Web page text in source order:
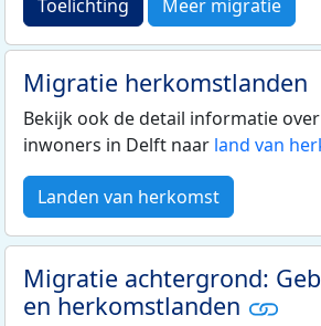
Toelichting Meer migratie
Migratie herkomstlanden
Bekijk ook de detail informatie
inwoners in Delft naar land van
Landen van herkomst
Migratie achtergrond:
en herkomstlanden